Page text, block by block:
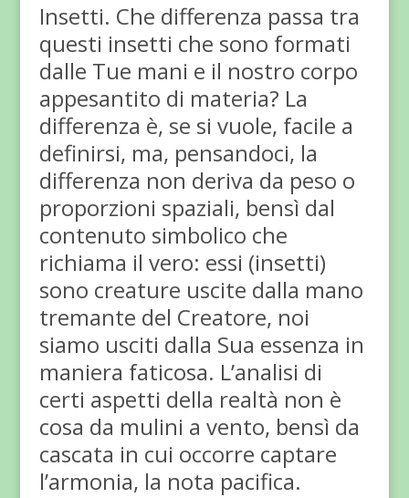
Insetti. Che differenza passa tra
questi insetti che sono formati
dalle Tue mani e il nostro corpo
appesantito di materia? La
differenza è, se si vuole, facile a
definirsi, ma, pensandoci, la
differenza non deriva da peso o
proporzioni spaziali, bensì dal
contenuto simbolico che
richiama il vero: essi (insetti)
sono creature uscite dalla mano
tremante del Creatore, noi
siamo usciti dalla Sua essenza in
maniera faticosa. L’analisi di
certi aspetti della realtà non è
cosa da mulini a vento, bensì da
cascata in cui occorre captare
l’armonia, la nota pacifica.